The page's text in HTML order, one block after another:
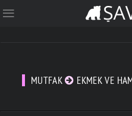
MUTFAK EKMEK VE